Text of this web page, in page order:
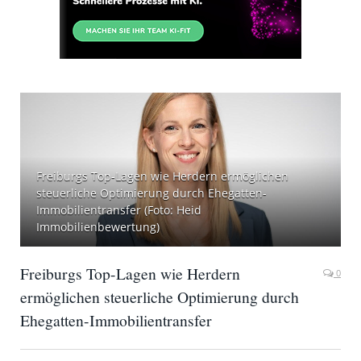
Freiburgs Top-Lagen wie Herdern ermöglichen
steuerliche Optimierung durch Ehegatten-
Immobilientransfer (Foto: Heid
Immobilienbewertung)
Freiburgs Top-Lagen wie Herdern
ermöglichen steuerliche Optimierung durch
Ehegatten-Immobilientransfer
0